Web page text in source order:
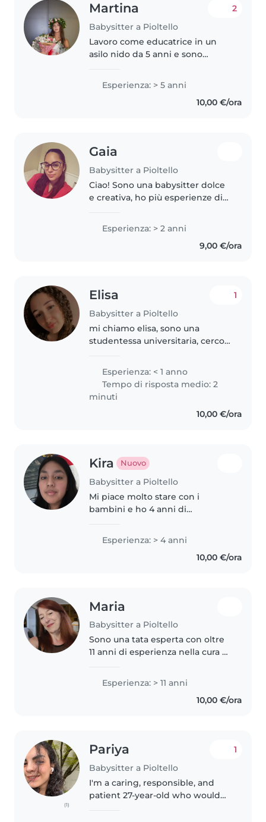
Martina
Babysitter a Pioltello
2
Lavoro come educatrice in un
asilo nido da 5 anni e sono
dell'educazione. Sono
disponibile come babysitter
tutte le mattine e al bisogno
Esperienza: > 5 anni
10,00 €/ora
Gaia
Babysitter a Pioltello
Ciao! Sono una babysitter dolce
e creativa, ho più esperienze di
diploma in servizi per la sanità e
l'assistenza sociale. Adoro
Esperienza: > 2 anni
9,00 €/ora
Elisa
Babysitter a Pioltello
1
mi chiamo elisa, sono una
studentessa universitaria, cerco
aiutare i miei genitori a pagarmi
l’università , ho già avuto
esperienze in passato siccome
curavo..
Esperienza: < 1 anno
Tempo di risposta medio: 2
minuti
10,00 €/ora
Kira Nuovo
Babysitter a Pioltello
Mi piace molto stare con i
bambini e ho 4 anni di
scolare. Ho esperienze anche
perchè ho cresciuto le mie
Esperienza: > 4 anni
10,00 €/ora
Maria
Babysitter a Pioltello
Sono una tata esperta con oltre
11 anni di esperienza nella cura di
neonati e adolescenti. Sono una
donna sulla cinquantina,
responsabile e paziente, con..
Esperienza: > 11 anni
10,00 €/ora
(1)
Pariya
Babysitter a Pioltello
1
I'm a caring, responsible, and
patient 27-year-old who would